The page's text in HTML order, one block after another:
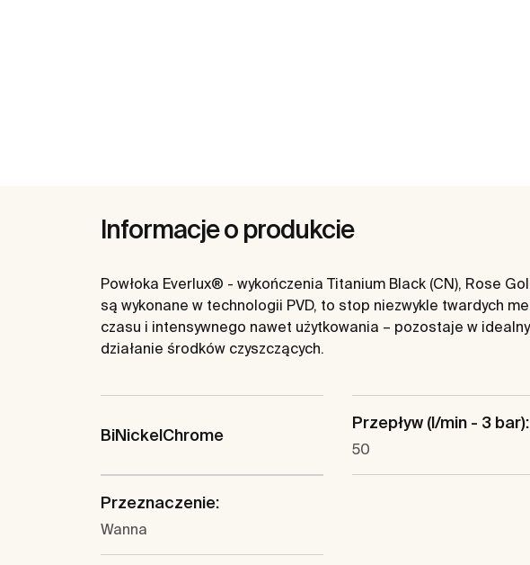
Informacje o produkcie
Powłoka Everlux® - wykończenia Titanium Black (CN), Rose
są wykonane w technologii PVD, to stop niezwykle twardych
czasu i intensywnego nawet użytkowania – pozostaje w
działanie środków czyszczących.
BiNickelChrome
Przepływ (l/min - 3 bar):
50
Przeznaczenie:
Wanna